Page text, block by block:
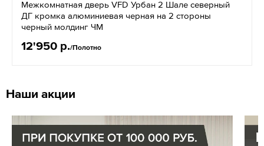
Межкомнатная дверь VFD Урбан 2 Шале северный
ДГ кромка алюминиевая черная на 2 стороны
черный молдинг ЧМ
12'950 р./Полотно
Наши акции